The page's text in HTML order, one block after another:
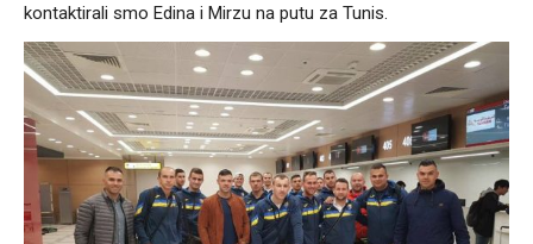
kontaktirali smo Edina i Mirzu na putu za Tunis.